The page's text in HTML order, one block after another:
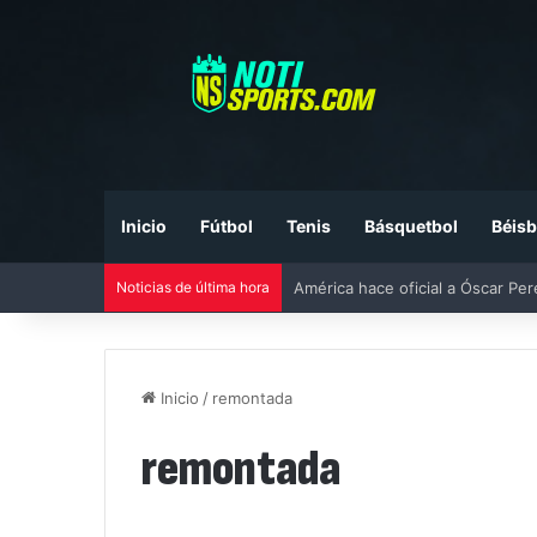
Inicio Fútbol Tenis Básquetbol
Noticias de última hora
Inicio / remontada
remontada